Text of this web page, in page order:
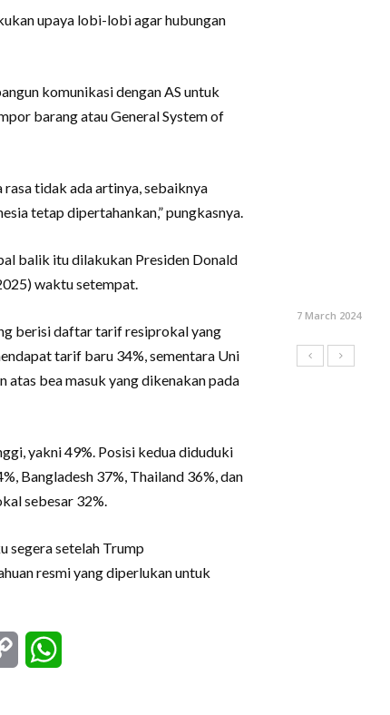
upaya lobi-lobi agar hubungan
komunikasi dengan AS untuk
barang atau General System of
tidak ada artinya, sebaiknya
tetap dipertahankan,” pungkasnya.
balik itu dilakukan Presiden Donald
waktu setempat.
berisi daftar tarif resiprokal yang
tarif baru 34%, sementara Uni
atas bea masuk yang dikenakan pada
yakni 49%. Posisi kedua diduduki
Bangladesh 37%, Thailand 36%, dan
sebesar 32%.
segera setelah Trump
resmi yang diperlukan untuk
Copy
7 March 2024